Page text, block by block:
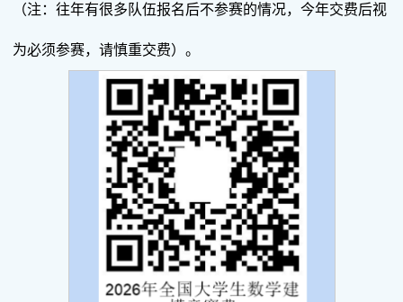
（注：往年有很多队伍报名后不参赛的情况，今年交费后视
为必须参赛，请慎重交费）。